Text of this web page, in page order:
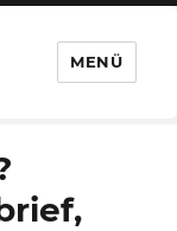
MENÜ